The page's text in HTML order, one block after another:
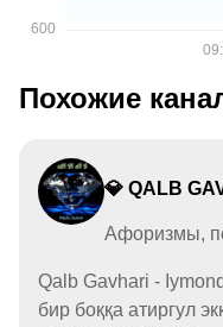
Похожие
💎 QALB
Афоризмы,
Qalb Gavhari -
бир боққа атиргул